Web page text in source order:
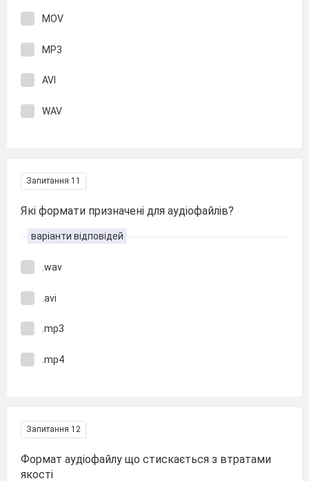
MOV
MP3
AVI
WAV
Запитання 11
Які формати призначені для аудіофайлів?
варіанти відповідей
.wav
.avi
.mp3
.mp4
Запитання 12
Формат аудіофайлу що стискається з втратами
якості